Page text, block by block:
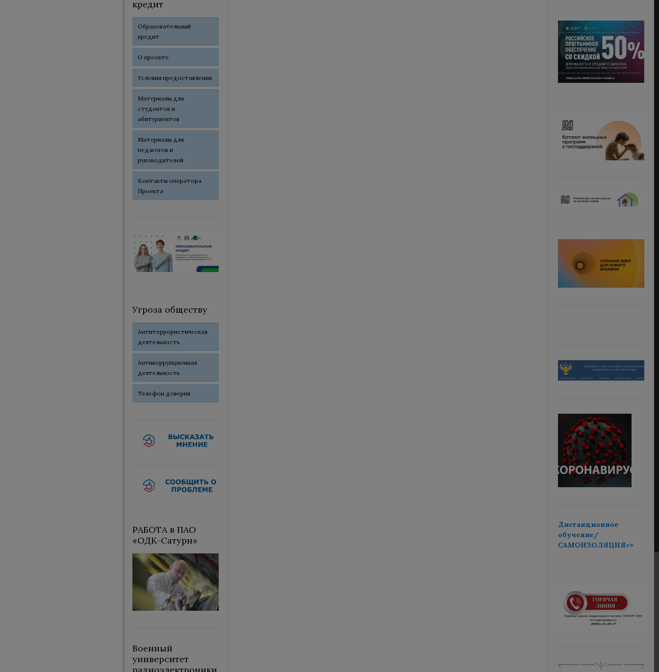
кредит
Образовательный
кредит
О проекте
Условия предоставления
Материалы для
студентов и
абитуриентов
Материалы для
педагогов и
руководителей
Контакты оператора
Проекта
Угроза обществу
Антитеррористическая
деятельность
Антикоррупционная
деятельность
Телефон доверия
РАБОТА в ПАО
«ОДК-Сатурн»
Военный
университет
Дистанционное
обучение/
САМОИЗОЛЯЦИЯ>>